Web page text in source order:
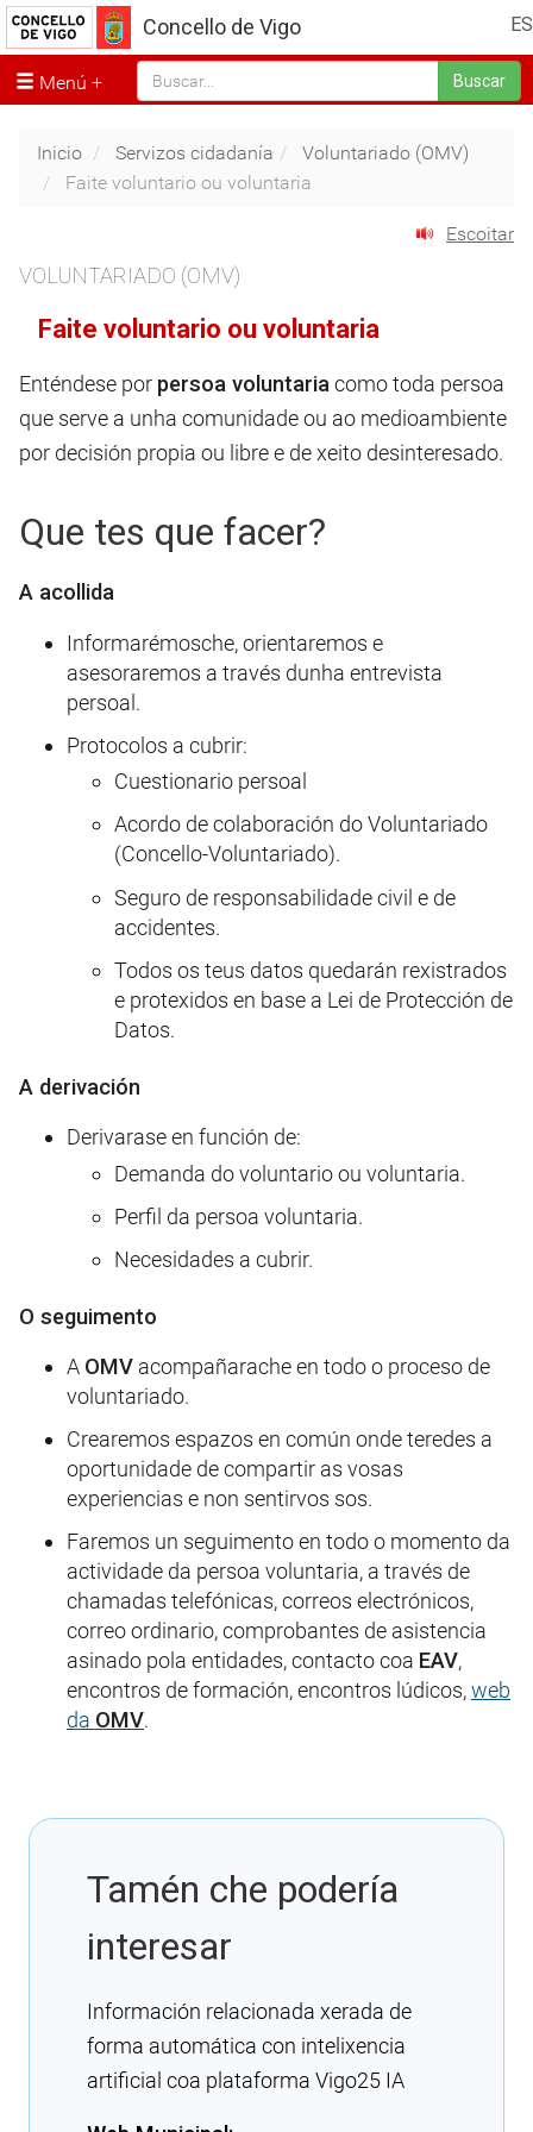
ES
Concello de Vigo
Menú Buscar
Inicio Servizos cidadanía
Voluntariado (OMV)
Faite voluntario ou voluntaria
Escoitar
VOLUNTARIADO (OMV)
Faite voluntario ou voluntaria
Enténdese por persoa voluntariacomo toda persoa
que serve a unha comunidade ou ao medioambiente
por decisión propia ou libre e de xeito desinteresado.
Que tes que facer?
A acollida
Informarémosche, orientaremos e
asesoraremos a través dunha entrevista
persoal.
Protocolos a cubrir:
Cuestionario persoal
Acordo de colaboración do Voluntariado
(Concello-Voluntariado).
Seguro de responsabilidade civil e de
accidentes.
Todos os teus datos quedarán rexistrados
e protexidos en base a Lei de Protección de
Datos.
A derivación
Derivarase en función de:
Demanda do voluntario ou voluntaria.
Perfil da persoa voluntaria.
Necesidades a cubrir.
O seguimento
A OMV acompañarache en todo o proceso de
voluntariado.
Crearemos espazos en común onde teredes a
oportunidade de compartir as vosas
experiencias e non sentirvos sos.
Faremos un seguimento en todo o momento da
actividade da persoa voluntaria, a través de
chamadas telefónicas, correos electrónicos,
correo ordinario, comprobantes de asistencia
asinado pola entidades, contacto coa EAV,
encontros de formación, encontros lúdicos,web
da OMV.
Tamén che podería
interesar
Información relacionada xerada de
forma automática con intelixencia
artificial coa plataforma Vigo25 IA